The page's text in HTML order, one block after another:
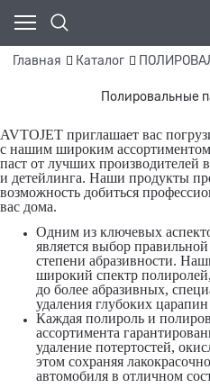
Главная Каталог
Полировальные
AVTOJET приглашает вас
с нашим широким
паст от лучших производителей
и детейлинга. Наши продукты
возможность добиться
вас дома.
Одним из ключевых
является выбор
степени абразивности.
широкий спектр
до более абразивных,
удаления глубоких
Каждая полироль и
ассортимента
удаление потертостей,
этом сохраняя
автомобиля в отличном